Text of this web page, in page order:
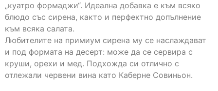
„куатро формаджи“. Идеална добавка е към всяко
блюдо със сирена, както и перфектно допълнение
към всяка салата.
Любителите на примиум сирена му се наслаждават
и под формата на десерт: може да се сервира с
круши, орехи и мед. Подхожда си отлично с
отлежали червени вина като Каберне Совиньон.